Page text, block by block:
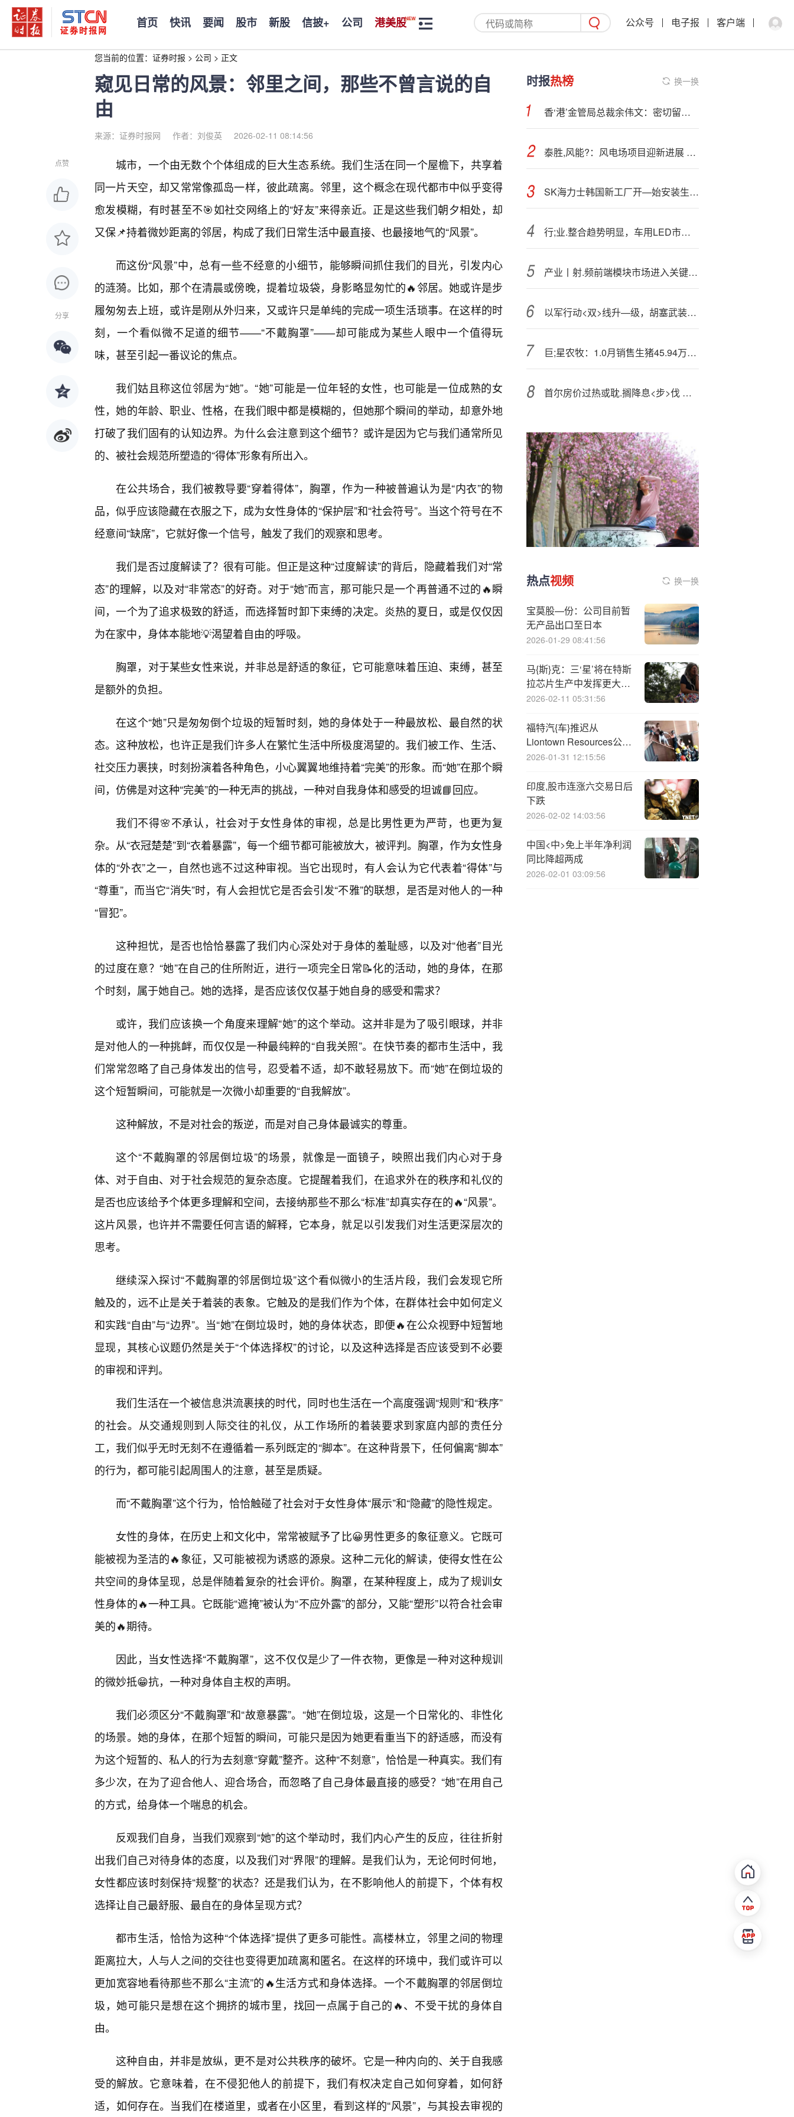
首页 快讯 要闻 股市 新股 信披+ 公司 港美股 公众号 电子报 客户端
您当前的位置： 证券时报 > 公司 > 正文
窥见日常的风景：邻里之间，那些不曾言说的自
由
来源：证券时报网 作者：刘俊英 2026-02-11 08:14:56
点赞
分享
城市，一个由无数个个体组成的巨大生态系统。我们生活在同一个屋檐下，共享着
同一片天空，却又常常像孤岛一样，彼此疏离。邻里，这个概念在现代都市中似乎变得
愈发模糊，有时甚至不🎯如社交网络上的“好友”来得亲近。正是这些我们朝夕相处，却
又保📌持着微妙距离的邻居，构成了我们日常生活中最直接、也最接地气的“风景”。
而这份“风景”中，总有一些不经意的小细节，能够瞬间抓住我们的目光，引发内心
的涟漪。比如，那个在清晨或傍晚，提着垃圾袋，身影略显匆忙的🔥邻居。她或许是步
履匆匆去上班，或许是刚从外归来，又或许只是单纯的完成一项生活琐事。在这样的时
刻，一个看似微不足道的细节——“不戴胸罩”——却可能成为某些人眼中一个值得玩
味，甚至引起一番议论的焦点。
我们姑且称这位邻居为“她”。“她”可能是一位年轻的女性，也可能是一位成熟的女
性，她的年龄、职业、性格，在我们眼中都是模糊的，但她那个瞬间的举动，却意外地
打破了我们固有的认知边界。为什么会注意到这个细节？或许是因为它与我们通常所见
的、被社会规范所塑造的“得体”形象有所出入。
在公共场合，我们被教导要“穿着得体”，胸罩，作为一种被普遍认为是“内衣”的物
品，似乎应该隐藏在衣服之下，成为女性身体的“保护层”和“社会符号”。当这个符号在不
经意间“缺席”，它就好像一个信号，触发了我们的观察和思考。
我们是否过度解读了？很有可能。但正是这种“过度解读”的背后，隐藏着我们对“常
态”的理解，以及对“非常态”的好奇。对于“她”而言，那可能只是一个再普通不过的🔥瞬
间，一个为了追求极致的舒适，而选择暂时卸下束缚的决定。炎热的夏日，或是仅仅因
为在家中，身体本能地💡渴望着自由的呼吸。
胸罩，对于某些女性来说，并非总是舒适的象征，它可能意味着压迫、束缚，甚至
是额外的负担。
在这个“她”只是匆匆倒个垃圾的短暂时刻，她的身体处于一种最放松、最自然的状
态。这种放松，也许正是我们许多人在繁忙生活中所极度渴望的。我们被工作、生活、
社交压力裹挟，时刻扮演着各种角色，小心翼翼地维持着“完美”的形象。而“她”在那个瞬
间，仿佛是对这种“完美”的一种无声的挑战，一种对自我身体和感受的坦诚📘回应。
我们不得🌸不承认，社会对于女性身体的审视，总是比男性更为严苛，也更为复
杂。从“衣冠楚楚”到“衣着暴露”，每一个细节都可能被放大，被评判。胸罩，作为女性身
体的“外衣”之一，自然也逃不过这种审视。当它出现时，有人会认为它代表着“得体”与
“尊重”，而当它“消失”时，有人会担忧它是否会引发“不雅”的联想，是否是对他人的一种
“冒犯”。
这种担忧，是否也恰恰暴露了我们内心深处对于身体的羞耻感，以及对“他者”目光
的过度在意？“她”在自己的住所附近，进行一项完全日常📝化的活动，她的身体，在那
个时刻，属于她自己。她的选择，是否应该仅仅基于她自身的感受和需求？
或许，我们应该换一个角度来理解“她”的这个举动。这并非是为了吸引眼球，并非
是对他人的一种挑衅，而仅仅是一种最纯粹的“自我关照”。在快节奏的都市生活中，我
们常常忽略了自己身体发出的信号，忍受着不适，却不敢轻易放下。而“她”在倒垃圾的
这个短暂瞬间，可能就是一次微小却重要的“自我解放”。
这种解放，不是对社会的叛逆，而是对自己身体最诚实的尊重。
这个“不戴胸罩的邻居倒垃圾”的场景，就像是一面镜子，映照出我们内心对于身
体、对于自由、对于社会规范的复杂态度。它提醒着我们，在追求外在的秩序和礼仪的
是否也应该给予个体更多理解和空间，去接纳那些不那么“标准”却真实存在的🔥“风景”。
这片风景，也许并不需要任何言语的解释，它本身，就足以引发我们对生活更深层次的
思考。
继续深入探讨“不戴胸罩的邻居倒垃圾”这个看似微小的生活片段，我们会发现它所
触及的，远不止是关于着装的表象。它触及的是我们作为个体，在群体社会中如何定义
和实践“自由”与“边界”。当“她”在倒垃圾时，她的身体状态，即便🔥在公众视野中短暂地
显现，其核心议题仍然是关于“个体选择权”的讨论，以及这种选择是否应该受到不必要
的审视和评判。
我们生活在一个被信息洪流裹挟的时代，同时也生活在一个高度强调“规则”和“秩序”
的社会。从交通规则到人际交往的礼仪，从工作场所的着装要求到家庭内部的责任分
工，我们似乎无时无刻不在遵循着一系列既定的“脚本”。在这种背景下，任何偏离“脚本”
的行为，都可能引起周围人的注意，甚至是质疑。
而“不戴胸罩”这个行为，恰恰触碰了社会对于女性身体“展示”和“隐藏”的隐性规定。
女性的身体，在历史上和文化中，常常被赋予了比😀男性更多的象征意义。它既可
能被视为圣洁的🔥象征，又可能被视为诱惑的源泉。这种二元化的解读，使得女性在公
共空间的身体呈现，总是伴随着复杂的社会评价。胸罩，在某种程度上，成为了规训女
性身体的🔥一种工具。它既能“遮掩”被认为“不应外露”的部分，又能“塑形”以符合社会审
美的🔥期待。
因此，当女性选择“不戴胸罩”，这不仅仅是少了一件衣物，更像是一种对这种规训
的微妙抵😁抗，一种对身体自主权的声明。
我们必须区分“不戴胸罩”和“故意暴露”。“她”在倒垃圾，这是一个日常化的、非性化
的场景。她的身体，在那个短暂的瞬间，可能只是因为她更看重当下的舒适感，而没有
为这个短暂的、私人的行为去刻意“穿戴”整齐。这种“不刻意”，恰恰是一种真实。我们有
多少次，在为了迎合他人、迎合场合，而忽略了自己身体最直接的感受？“她”在用自己
的方式，给身体一个喘息的机会。
反观我们自身，当我们观察到“她”的这个举动时，我们内心产生的反应，往往折射
出我们自己对待身体的态度，以及我们对“界限”的理解。是我们认为，无论何时何地，
女性都应该时刻保持“规整”的状态？还是我们认为，在不影响他人的前提下，个体有权
选择让自己最舒服、最自在的身体呈现方式？
都市生活，恰恰为这种“个体选择”提供了更多可能性。高楼林立，邻里之间的物理
距离拉大，人与人之间的交往也变得更加疏离和匿名。在这样的环境中，我们或许可以
更加宽容地看待那些不那么“主流”的🔥生活方式和身体选择。一个不戴胸罩的邻居倒垃
圾，她可能只是想在这个拥挤的城市里，找回一点属于自己的🔥、不受干扰的身体自
由。
这种自由，并非是放纵，更不是对公共秩序的破坏。它是一种内向的、关于自我感
受的解放。它意味着，在不侵犯他人的前提下，我们有权决定自己如何穿着，如何舒
适，如何存在。当我们在楼道里，或者在小区里，看到这样的“风景”，与其投去审视的
时报热榜 换一换
香‘港’金管局总裁余伟文：密切留意传统金融服务面临的新维度和挑战
泰胜,风能?：风电场项目迎新进展 2026年有望开工建设
SK海力士韩国新工厂开—始安装生产设备，预计明年投入运营
行;业.整合趋势明显，车用LED市场大者恒大
产业丨射.频前端模块市场进入关键时刻，国内厂商正在崛起
以军行动<双>线升—级，胡塞武装、哈马斯高层遭“精准打击”
巨;星农牧：1.0月销售生猪45.94万头，同比增长67.68%
首尔房价过热或耽.搁降息<步>伐 经济学家预计韩国央行本月将按兵不动
热点视频 换一换
宝莫股—份：公司目前暂
无产品出口至日本
2026-01-29 08:41:56
马{斯}克：三‘星’将在特斯
拉芯片生产中发挥更大作
用
2026-02-11 05:31:56
福特汽{车}推迟从
Liontown Resources公司
采购锂矿
2026-01-31 12:15:56
印度,股市连涨六交易日后
下跌
2026-02-02 14:03:56
中国<中>免上半年净利润
同比降超两成
2026-02-01 03:09:56